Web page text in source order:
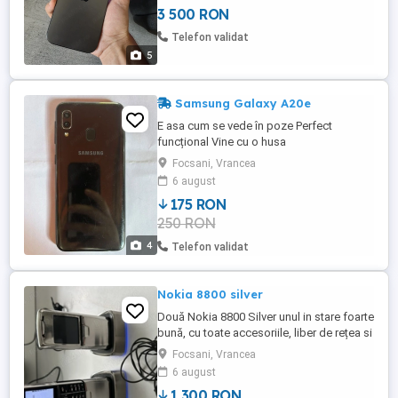
5
3 500 RON
Telefon validat
4
Samsung Galaxy A20e
E asa cum se vede în poze Perfect
funcțional Vine cu o husa
Focsani, Vrancea
6 august
175 RON
250 RON
Telefon validat
Nokia 8800 silver
Două Nokia 8800 Silver unul in stare foarte
bună, cu toate accesoriile, liber de rețea si
unul fara geam display si baterie. Pret
1300 lei
Focsani, Vrancea
6 august